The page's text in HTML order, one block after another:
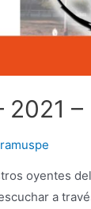
–
oyentes
a